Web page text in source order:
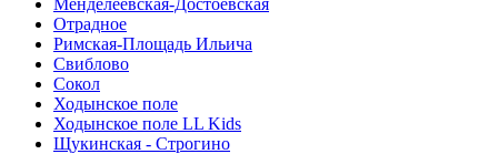
Отрадное
Римская-Площадь Ильича
Свиблово
Сокол
Ходынское поле
Ходынское поле LL Kids
Щукинская - Строгино